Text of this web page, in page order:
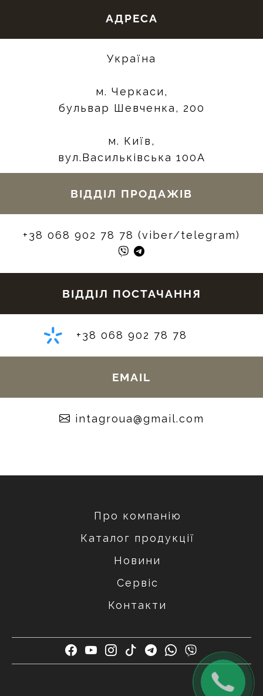
АДРЕСА
Україна
м. Черкаси,
бульвар Шевченка, 200
м. Київ,
вул.Васильківська 100А
ВІДДІЛ ПРОДАЖІВ
+38 068 902 78 78 (viber/telegram)
ВІДДІЛ ПОСТАЧАННЯ
+38 068 902 78 78
EMAIL
moc.liamg@auorgatni
Про компанію
Каталог продукції
Новини
Сервіс
Контакти